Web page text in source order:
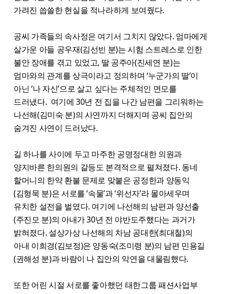
가려진 씁쓸한 현실을 적나라하게 보여줬다.
공씨 가족들의 속사정은 여기서 그치지 않았다. 엄마에게
살가운 아들 공우재(김선빈 분)는 시험 스트레스로 인한
불안 장애를 겪고 있었고, 딸 공주아(진세연 분)는
엄마와의 관계를 상극이라고 정의하며 ‘누군가의 딸’이
아닌 ‘나 자신’으로 살고 싶다는 주체적인 면모를
드러냈다. 여기에 30년 전 집을 나간 남편을 그리워하는
나선해(김미숙 분)의 사연까지 더해지며 공씨 집안의
숨겨진 사연이 드러났다.
길 하나를 사이에 두고 마주한 공명정대한 의원과
양지바른 한의원의 갈등도 본격적으로 펼쳐졌다. 동네
할머니의 한약 환불 문제로 맞붙은 공정한과 양동익
(김형묵 분)은 서로를 ‘속물’과 ‘위선자’라 몰아세우며
유치한 설전을 벌였다. 여기에 나선해의 남편과 양선출
(주진모 분)의 아내가 30년 전 야반도주했다는 과거가
밝혀졌다. 설상가상 나선해의 차남 공대한(최대철)의
아내 이희경(김보정)은 양동숙(조미령 분)의 남편 민용길
(권해성 분)과 바람이 나 집안의 악연을 대물림했다.
또한 어린 시절 서로를 좋아했던 태한그룹 패션사업부